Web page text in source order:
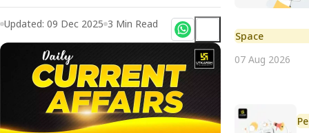
Updated: 09 Dec 2025 3 Min Read
Space
07 Aug 2026